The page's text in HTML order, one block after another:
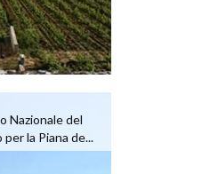
Nazionale del
la Piana de...